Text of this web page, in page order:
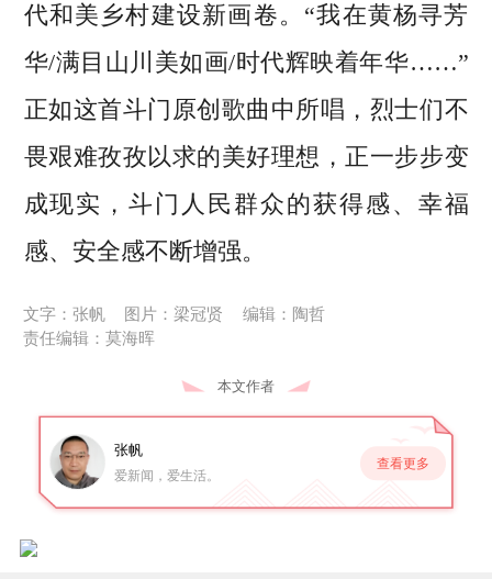
代和美乡村建设新画卷。“我在黄杨寻芳
华/满目山川美如画/时代辉映着年华……”
正如这首斗门原创歌曲中所唱，烈士们不
畏艰难孜孜以求的美好理想，正一步步变
成现实，斗门人民群众的获得感、幸福
感、安全感不断增强。
文字：张帆 图片：梁冠贤
编辑：陶哲
责任编辑：莫海晖
本文作者
张帆
爱新闻，爱生活。
查看更多